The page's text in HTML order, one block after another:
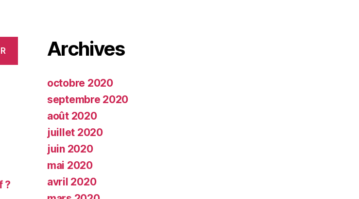
?
Archives
octobre 2020
septembre 2020
août 2020
juillet 2020
juin 2020
mai 2020
avril 2020